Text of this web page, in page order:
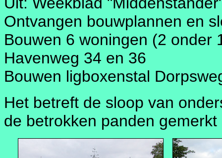
Ontvangen bouwplannen en
Bouwen 6 woningen (2 onder
Havenweg 34 en 36
Bouwen ligboxenstal
Het betreft de sloop van
de betrokken panden